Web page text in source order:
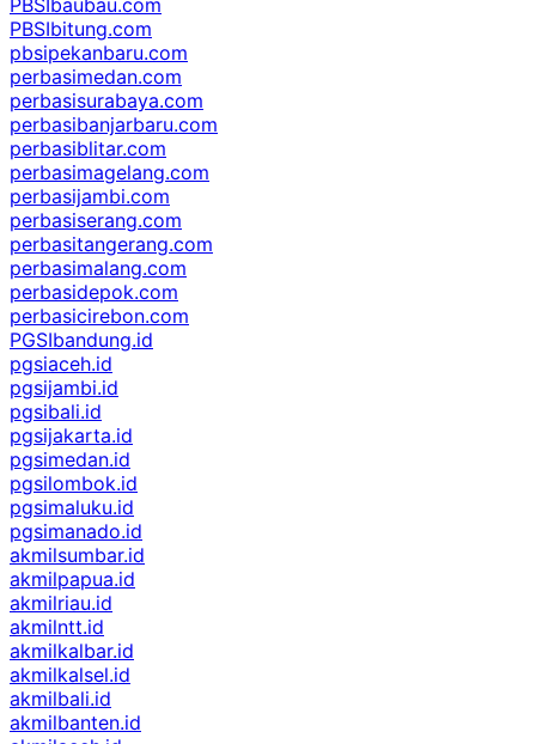
PBSIbaubau.com
PBSIbitung.com
pbsipekanbaru.com
perbasimedan.com
perbasisurabaya.com
perbasibanjarbaru.com
perbasiblitar.com
perbasimagelang.com
perbasijambi.com
perbasiserang.com
perbasitangerang.com
perbasimalang.com
perbasidepok.com
perbasicirebon.com
PGSIbandung.id
pgsiaceh.id
pgsijambi.id
pgsibali.id
pgsijakarta.id
pgsimedan.id
pgsilombok.id
pgsimaluku.id
pgsimanado.id
akmilsumbar.id
akmilpapua.id
akmilriau.id
akmilntt.id
akmilkalbar.id
akmilkalsel.id
akmilbali.id
akmilbanten.id